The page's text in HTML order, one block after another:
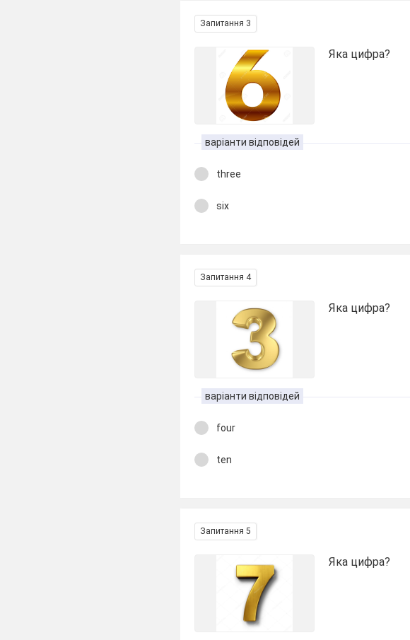
Запитання 3
Яка цифра?
варіанти відповідей
three
six
Запитання 4
Яка цифра?
варіанти відповідей
four
ten
Запитання 5
Яка цифра?